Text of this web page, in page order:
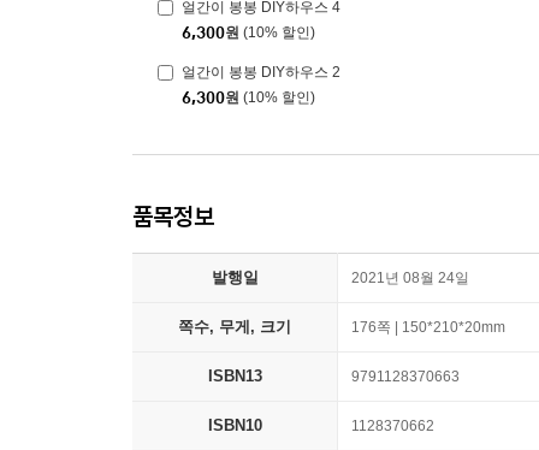
얼간이 봉봉 DIY하우스 4
6,300원 (10% 할인)
얼간이 봉봉 DIY하우스 2
6,300원 (10% 할인)
품목정보
발행일 2021년 08월 24일
쪽수, 무게, 크기 176쪽 | 150*210*20mm
ISBN13 9791128370663
ISBN10 1128370662